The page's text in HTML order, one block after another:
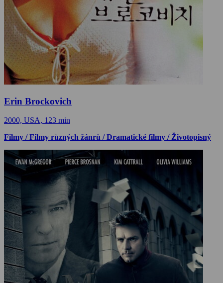
Erin Brockovich
2000, USA, 123 min
Filmy / Filmy různých žánrů / Dramatické filmy / Životopisný